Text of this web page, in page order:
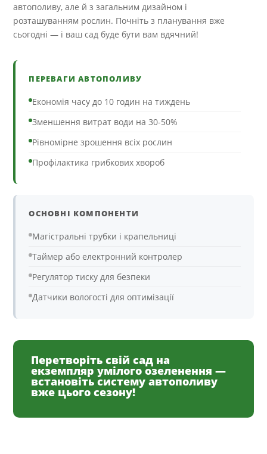
автополиву, але й з загальним дизайном і
розташуванням рослин. Почніть з планування вже
сьогодні — і ваш сад буде бути вам вдячний!
ПЕРЕВАГИ АВТОПОЛИВУ
Економія часу до 10 годин на тиждень
Зменшення витрат води на 30-50%
Рівномірне зрошення всіх рослин
Профілактика грибкових хвороб
ОСНОВНІ КОМПОНЕНТИ
Магістральні трубки і крапельниці
Таймер або електронний контролер
Регулятор тиску для безпеки
Датчики вологості для оптимізації
Перетворіть свій сад на
екземпляр умілого озеленення —
встановіть систему автополиву
вже цього сезону!